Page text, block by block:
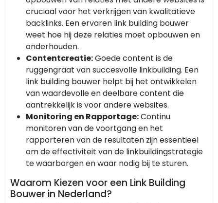
cruciaal voor het verkrijgen van kwalitatieve
backlinks. Een ervaren link building bouwer
weet hoe hij deze relaties moet opbouwen en
onderhouden.
Contentcreatie:Goede content is de
ruggengraat van succesvolle linkbuilding. Een
link building bouwer helpt bij het ontwikkelen
van waardevolle en deelbare content die
aantrekkelijk is voor andere websites.
Monitoring en Rapportage:Continu
monitoren van de voortgang en het
rapporteren van de resultaten zijn essentieel
om de effectiviteit van de linkbuildingstrategie
te waarborgen en waar nodig bij te sturen.
Waarom Kiezen voor een Link Building
Bouwer in Nederland?